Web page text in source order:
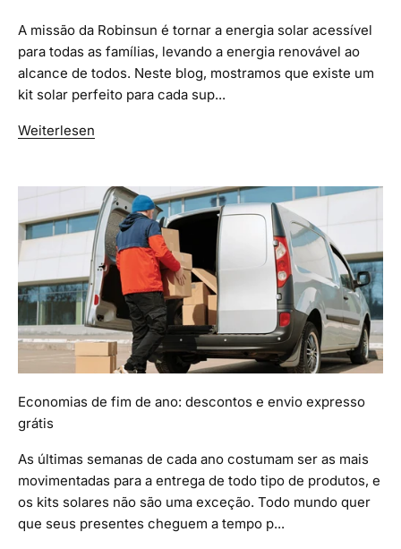
A missão da Robinsun é tornar a energia solar acessível
para todas as famílias, levando a energia renovável ao
alcance de todos. Neste blog, mostramos que existe um
kit solar perfeito para cada sup...
Weiterlesen
Economias de fim de ano: descontos e envio expresso
grátis
As últimas semanas de cada ano costumam ser as mais
movimentadas para a entrega de todo tipo de produtos, e
os kits solares não são uma exceção. Todo mundo quer
que seus presentes cheguem a tempo p...